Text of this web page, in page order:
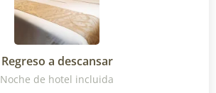
Regreso a descansar
Noche de hotel incluida